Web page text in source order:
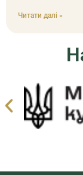
Читати далі »